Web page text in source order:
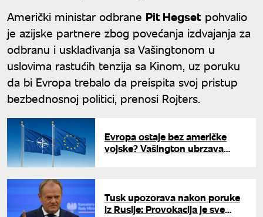
Američki ministar odbrane Pit Hegset pohvalio
je azijske partnere zbog povećanja izdvajanja za
odbranu i usklađivanja sa Vašingtonom u
uslovima rastućih tenzija sa Kinom, uz poruku
da bi Evropa trebalo da preispita svoj pristup
bezbednosnoj politici, prenosi Rojters.
Evropa ostaje bez američke
vojske? Vašington ubrzava
Tusk upozorava nakon poruke
iz Rusije: Provokacija je sve